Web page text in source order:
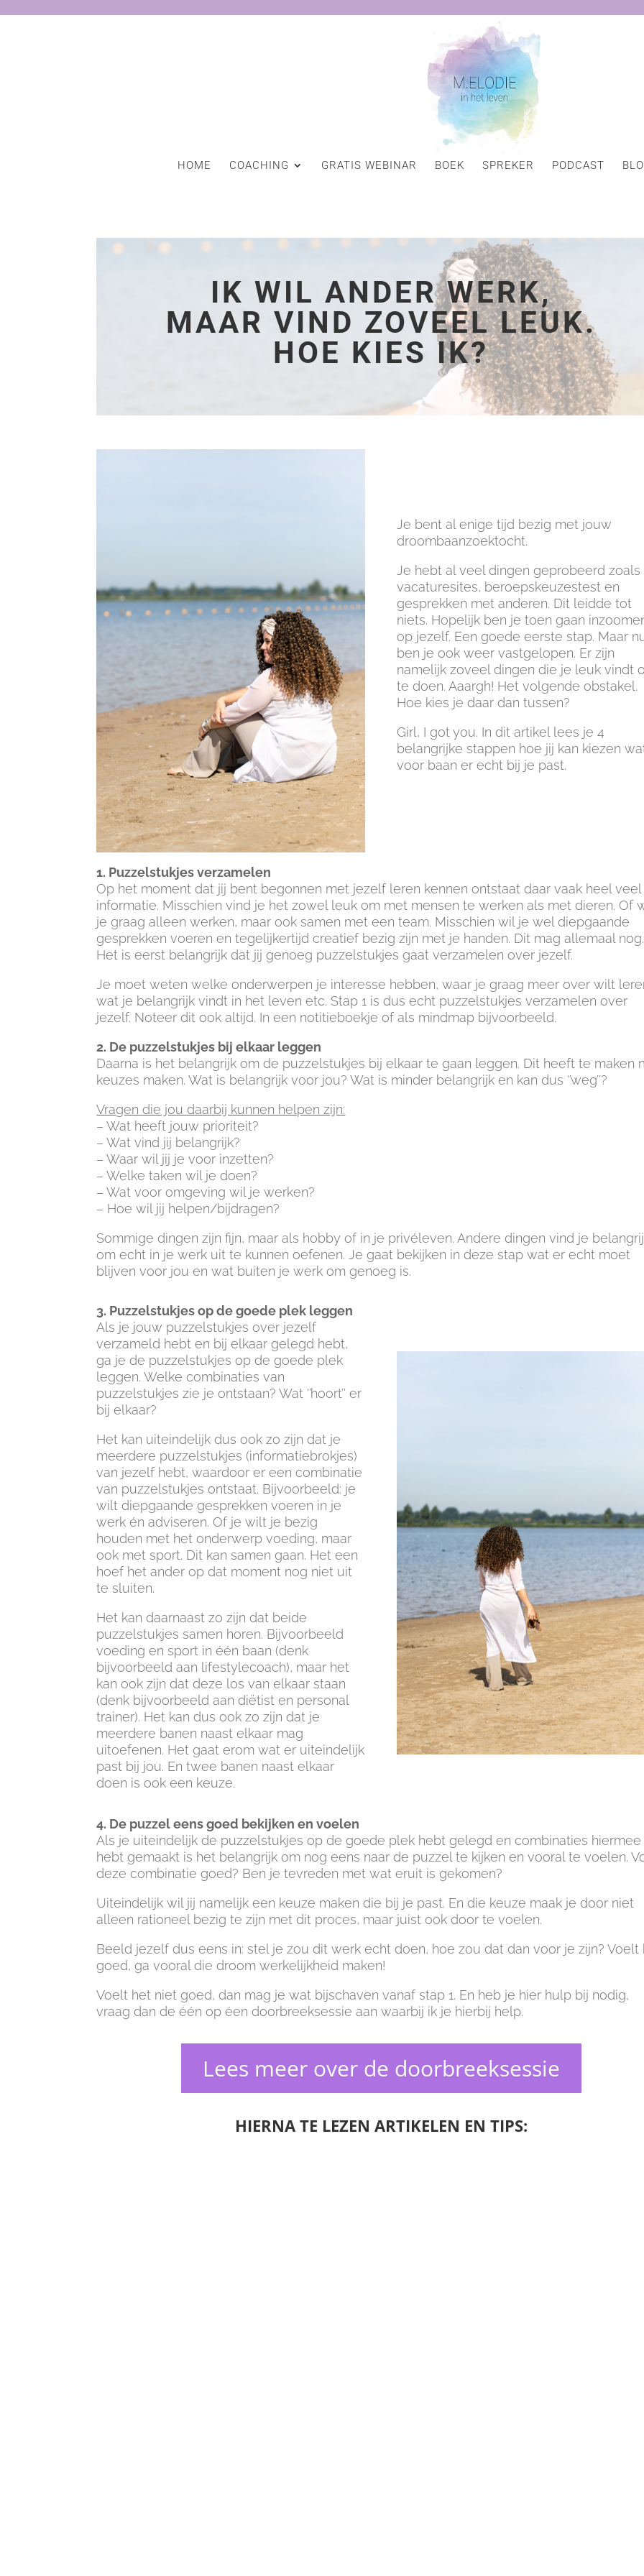
HOME COACHING GRATIS WEBINAR BOEK SPREKER PODCAST
IK WIL ANDER WERK,
MAAR VIND ZOVEEL LEUK.
HOE KIES IK?
Je bent al enige tijd bezig met jouw
droombaanzoektocht.
Je hebt al veel dingen geprobeerd zoals
vacaturesites, beroepskeuzestest en
gesprekken met anderen. Dit leidde tot
niets. Hopelijk ben je toen gaan
op jezelf. Een goede eerste stap. Maar
ben je ook weer vastgelopen. Er zijn
namelijk zoveel dingen die je leuk vindt
te doen. Aaargh! Het volgende obstakel.
Hoe kies je daar dan tussen?
Girl, I got you. In dit artikel lees je 4
belangrijke stappen hoe jij kan kiezen
voor baan er echt bij je past.
1. Puzzelstukjes verzamelen
Op het moment dat jij bent begonnen met jezelf leren kennen ontstaat daar vaak heel veel
informatie. Misschien vind je het zowel leuk om met mensen te werken als met dieren. Of
je graag alleen werken, maar ook samen met een team. Misschien wil je wel diepgaande
gesprekken voeren en tegelijkertijd creatief bezig zijn met je handen. Dit mag allemaal nog.
Het is eerst belangrijk dat jij genoeg puzzelstukjes gaat verzamelen over jezelf.
Je moet weten welke onderwerpen je interesse hebben, waar je graag meer over wilt
wat je belangrijk vindt in het leven etc. Stap 1 is dus echt puzzelstukjes verzamelen over
jezelf. Noteer dit ook altijd. In een notitieboekje of als mindmap bijvoorbeeld.
2. De puzzelstukjes bij elkaar leggen
Daarna is het belangrijk om de puzzelstukjes bij elkaar te gaan leggen. Dit heeft te maken
keuzes maken. Wat is belangrijk voor jou? Wat is minder belangrijk en kan dus ‘’weg’’?
Vragen die jou daarbij kunnen helpen zijn:
– Wat heeft jouw prioriteit?
– Wat vind jij belangrijk?
– Waar wil jij je voor inzetten?
– Welke taken wil je doen?
– Wat voor omgeving wil je werken?
– Hoe wil jij helpen/bijdragen?
Sommige dingen zijn fijn, maar als hobby of in je privéleven. Andere dingen vind je
om echt in je werk uit te kunnen oefenen. Je gaat bekijken in deze stap wat er echt moet
blijven voor jou en wat buiten je werk om genoeg is.
3. Puzzelstukjes op de goede plek leggen
Als je jouw puzzelstukjes over jezelf
verzameld hebt en bij elkaar gelegd hebt,
ga je de puzzelstukjes op de goede plek
leggen. Welke combinaties van
puzzelstukjes zie je ontstaan? Wat ‘’hoort’’ er
bij elkaar?
Het kan uiteindelijk dus ook zo zijn dat je
meerdere puzzelstukjes (informatiebrokjes)
van jezelf hebt, waardoor er een combinatie
van puzzelstukjes ontstaat. Bijvoorbeeld: je
wilt diepgaande gesprekken voeren in je
werk én adviseren. Of je wilt je bezig
houden met het onderwerp voeding, maar
ook met sport. Dit kan samen gaan. Het een
hoef het ander op dat moment nog niet uit
te sluiten.
Het kan daarnaast zo zijn dat beide
puzzelstukjes samen horen. Bijvoorbeeld
voeding en sport in één baan (denk
bijvoorbeeld aan lifestylecoach), maar het
kan ook zijn dat deze los van elkaar staan
(denk bijvoorbeeld aan diëtist en personal
trainer). Het kan dus ook zo zijn dat je
meerdere banen naast elkaar mag
uitoefenen. Het gaat erom wat er uiteindelijk
past bij jou. En twee banen naast elkaar
doen is ook een keuze.
4. De puzzel eens goed bekijken en voelen
Als je uiteindelijk de puzzelstukjes op de goede plek hebt gelegd en combinaties hiermee
hebt gemaakt is het belangrijk om nog eens naar de puzzel te kijken en vooral te voelen.
deze combinatie goed? Ben je tevreden met wat eruit is gekomen?
Uiteindelijk wil jij namelijk een keuze maken die bij je past. En die keuze maak je door niet
alleen rationeel bezig te zijn met dit proces, maar juist ook door te voelen.
Beeld jezelf dus eens in: stel je zou dit werk echt doen, hoe zou dat dan voor je zijn? Voelt
goed, ga vooral die droom werkelijkheid maken!
Voelt het niet goed, dan mag je wat bijschaven vanaf stap 1. En heb je hier hulp bij nodig,
vraag dan de één op éen doorbreeksessie aan waarbij ik je hierbij help.
Lees meer over de doorbreeksessie
HIERNA TE LEZEN ARTIKELEN EN TIPS: